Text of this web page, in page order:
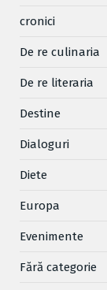
cronici
De re culinaria
De re literaria
Destine
Dialoguri
Diete
Europa
Evenimente
Fără categorie